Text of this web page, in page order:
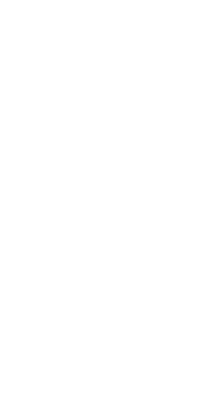
していくことを目指します。